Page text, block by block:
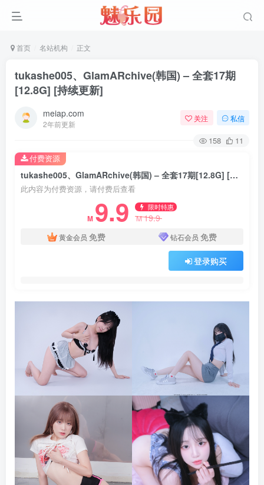
首页 名站机构 正文
tukashe005、GlamARchive(韩国) – 全套17期
[12.8G] [持续更新]
meiap.com
2年前更新
关注 私信
158 11
tukashe005、GlamARchive(韩国) – 全套17期[12.8G] [持续更新]
此内容为付费资源，请付费后查看
M 9.9 限时特惠
M19.9
黄金会员 免费 钻石会员 免费
登录购买
付费资源